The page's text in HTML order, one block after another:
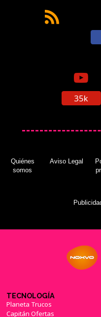
35k
Quiénes
somos
Aviso Legal
TECNOLOGÍA
Planeta Trucos
Capitán Ofertas